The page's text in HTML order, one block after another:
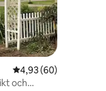
4,93 av 5 i
4,93 (60)
och